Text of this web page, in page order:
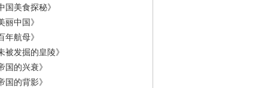
国美食探秘》
丽中国》
年航母》
被发掘的皇陵》
国的兴衰》
国的背影》